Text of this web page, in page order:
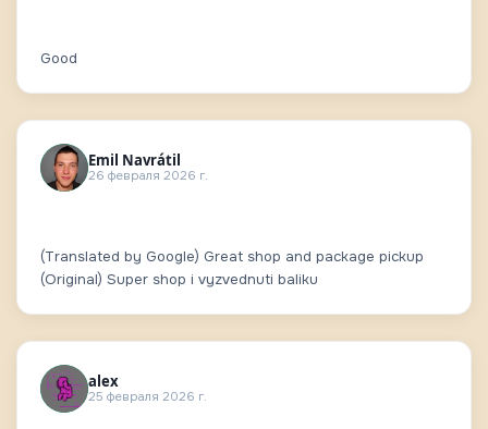
Good
Emil Navrátil
26 февраля 2026 г.
(Translated by Google) Great shop and package pickup
(Original) Super shop i vyzvednuti baliku
alex
25 февраля 2026 г.